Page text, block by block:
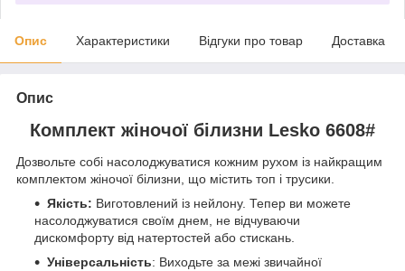
Опис Характеристики Відгуки про товар Доставка
Опис
Комплект жіночої білизни Lesko 6608#
Дозвольте собі насолоджуватися кожним рухом із найкращим
комплектом жіночої білизни, що містить топ і трусики.
Якість: Виготовлений із нейлону. Тепер ви можете
насолоджуватися своїм днем, не відчуваючи
дискомфорту від натертостей або стискань.
Універсальність: Виходьте за межі звичайної